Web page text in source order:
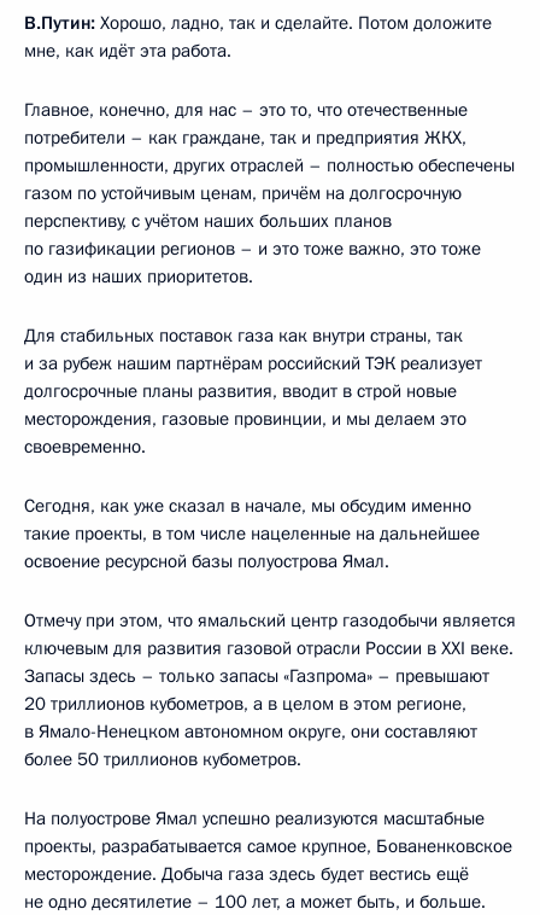
В.Путин: Хорошо, ладно, так и сделайте. Потом доложите
мне, как идёт эта работа.
Главное, конечно, для нас – это то, что отечественные
потребители – как граждане, так и предприятия ЖКХ,
промышленности, других отраслей – полностью обеспечены
газом по устойчивым ценам, причём на долгосрочную
перспективу, с учётом наших больших планов
по газификации регионов – и это тоже важно, это тоже
один из наших приоритетов.
Для стабильных поставок газа как внутри страны, так
и за рубеж нашим партнёрам российский ТЭК реализует
долгосрочные планы развития, вводит в строй новые
месторождения, газовые провинции, и мы делаем это
своевременно.
Сегодня, как уже сказал в начале, мы обсудим именно
такие проекты, в том числе нацеленные на дальнейшее
освоение ресурсной базы полуострова Ямал.
Отмечу при этом, что ямальский центр газодобычи является
ключевым для развития газовой отрасли России в XXI веке.
Запасы здесь – только запасы «Газпрома» – превышают
20 триллионов кубометров, а в целом в этом регионе,
в Ямало-Ненецком автономном округе, они составляют
более 50 триллионов кубометров.
На полуострове Ямал успешно реализуются масштабные
проекты, разрабатывается самое крупное, Бованенковское
месторождение. Добыча газа здесь будет вестись ещё
не одно десятилетие – 100 лет, а может быть, и больше.